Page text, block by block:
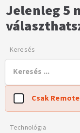
Jelenleg 5
Keresés
Csak Remote
Technológia